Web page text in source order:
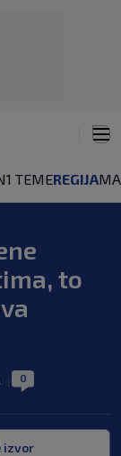
TEMEREGIJA
to
0
izvor